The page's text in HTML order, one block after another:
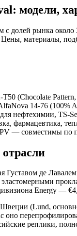
модели,
рынка
материалы,
(Chocolate
14-76 (100%
нефтехимии, TS-
фармацевтика,
— совместимы по
де
Energy —
Швеции (Lund,
оно
реплики,